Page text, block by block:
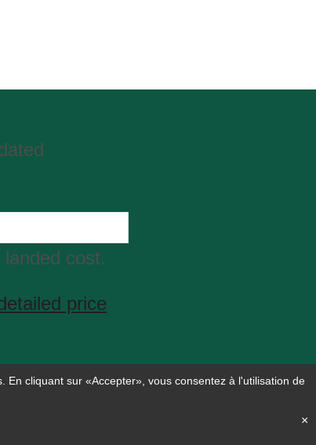
cliquant sur «Accepter», vous consentez à l'utilisation de
×
cost.
price